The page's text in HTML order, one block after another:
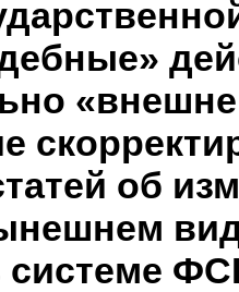
об
системе